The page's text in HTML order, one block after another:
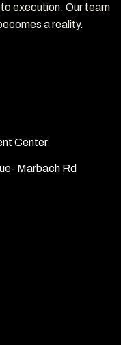
execution. Our team
a reality.
Center
Marbach Rd